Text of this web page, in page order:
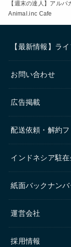
【週末の達人】アルパ
Animal.inc Cafe
【最新情報】ラ
お問い合わせ
広告掲載
配送依頼・解約フ
インドネシア駐
紙面バックナンバ
運営会社
採用情報